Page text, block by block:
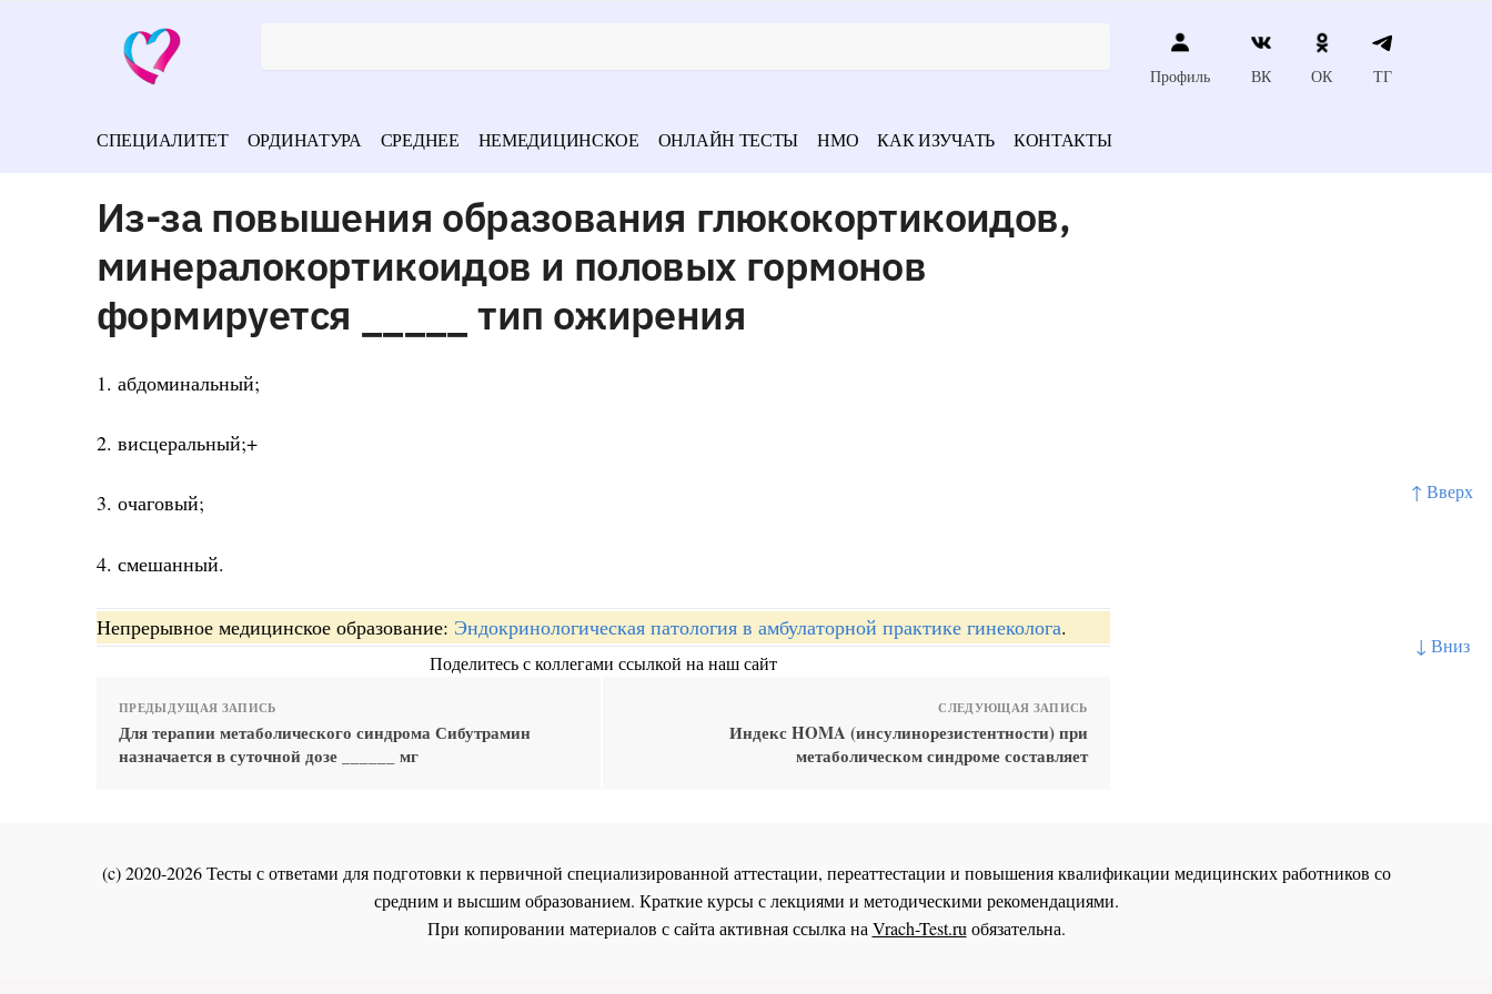
↑ Вверх
↓ Вниз
Профиль ВК ОК ТГ
СПЕЦИАЛИТЕТ ОРДИНАТУРА СРЕДНЕЕ НЕМЕДИЦИНСКОЕ ОНЛАЙН ТЕСТЫ НМО КАК ИЗУЧАТЬ КОНТАКТЫ
Из-за повышения образования глюкокортикоидов,
минералокортикоидов и половых гормонов
формируется _____ тип ожирения
1. абдоминальный;
2. висцеральный;+
3. очаговый;
4. смешанный.
Непрерывное медицинское образование: Эндокринологическая патология в амбулаторной практике гинеколога.
Поделитесь с коллегами ссылкой на наш сайт
ПРЕДЫДУЩАЯ ЗАПИСЬ
Для терапии метаболического синдрома Сибутрамин
назначается в суточной дозе ______ мг
СЛЕДУЮЩАЯ ЗАПИСЬ
Индекс HOMA (инсулинорезистентности) при
метаболическом синдроме составляет
(c) 2020-2026 Тесты с ответами для подготовки к первичной специализированной аттестации, переаттестации и повышения квалификации медицинских работников со
средним и высшим образованием. Краткие курсы с лекциями и методическими рекомендациями.
При копировании материалов с сайта активная ссылка наVrach-Test.ruобязательна.